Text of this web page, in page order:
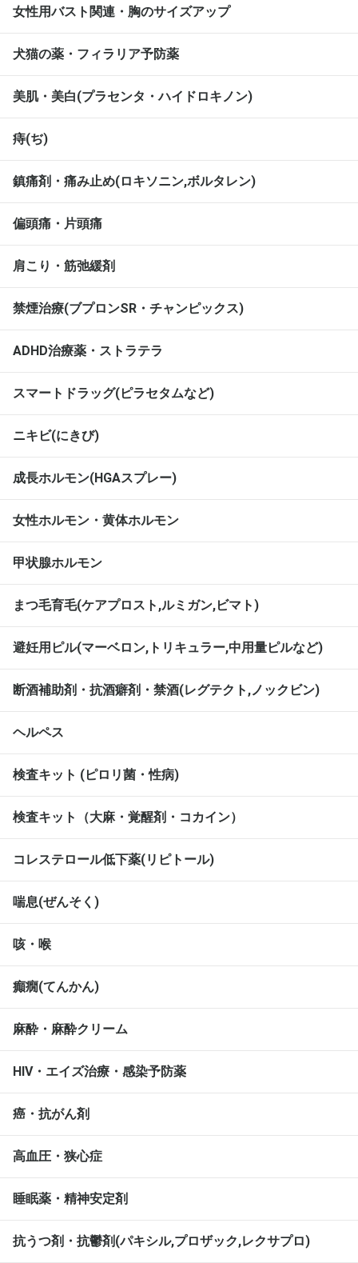
女性用バスト関連・胸のサイズアップ
犬猫の薬・フィラリア予防薬
美肌・美白(プラセンタ・ハイドロキノン)
痔(ぢ)
鎮痛剤・痛み止め(ロキソニン,ボルタレン)
偏頭痛・片頭痛
肩こり・筋弛緩剤
禁煙治療(ブプロンSR・チャンピックス)
ADHD治療薬・ストラテラ
スマートドラッグ(ピラセタムなど)
ニキビ(にきび)
成長ホルモン(HGAスプレー)
女性ホルモン・黄体ホルモン
甲状腺ホルモン
まつ毛育毛(ケアプロスト,ルミガン,ビマト)
避妊用ピル(マーベロン,トリキュラー,中用量ピルなど)
断酒補助剤・抗酒癖剤・禁酒(レグテクト,ノックビン)
ヘルペス
検査キット (ピロリ菌・性病)
検査キット（大麻・覚醒剤・コカイン）
コレステロール低下薬(リピトール)
喘息(ぜんそく)
咳・喉
癲癇(てんかん)
麻酔・麻酔クリーム
HIV・エイズ治療・感染予防薬
癌・抗がん剤
高血圧・狭心症
睡眠薬・精神安定剤
抗うつ剤・抗鬱剤(パキシル,プロザック,レクサプロ)